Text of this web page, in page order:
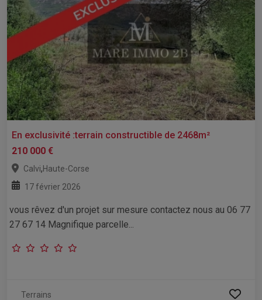
En exclusivité :terrain constructible de 2468m²
210 000 €
Calvi,Haute-Corse
17 février 2026
vous rêvez d'un projet sur mesure contactez nous au 06 77
27 67 14 Magnifique parcelle...
Terrains